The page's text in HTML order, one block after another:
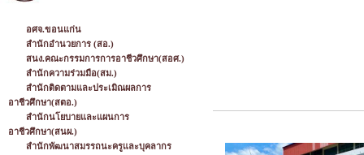
อศจ.ขอนแก่น
สำนักอำนวยการ (สอ.)
สนง.คณะกรรมการการอาชีวศึกษา(สอศ.)
สำนักความร่วมมือ(สม.)
สำนักติดตามและประเมิณผลการ
อาชีวศึกษา(สตอ.)
สำนักนโยบายและแผนการ
อาชีวศึกษา(สนผ.)
สำนักพัฒนาสมรรถนะครูและบุคลากร